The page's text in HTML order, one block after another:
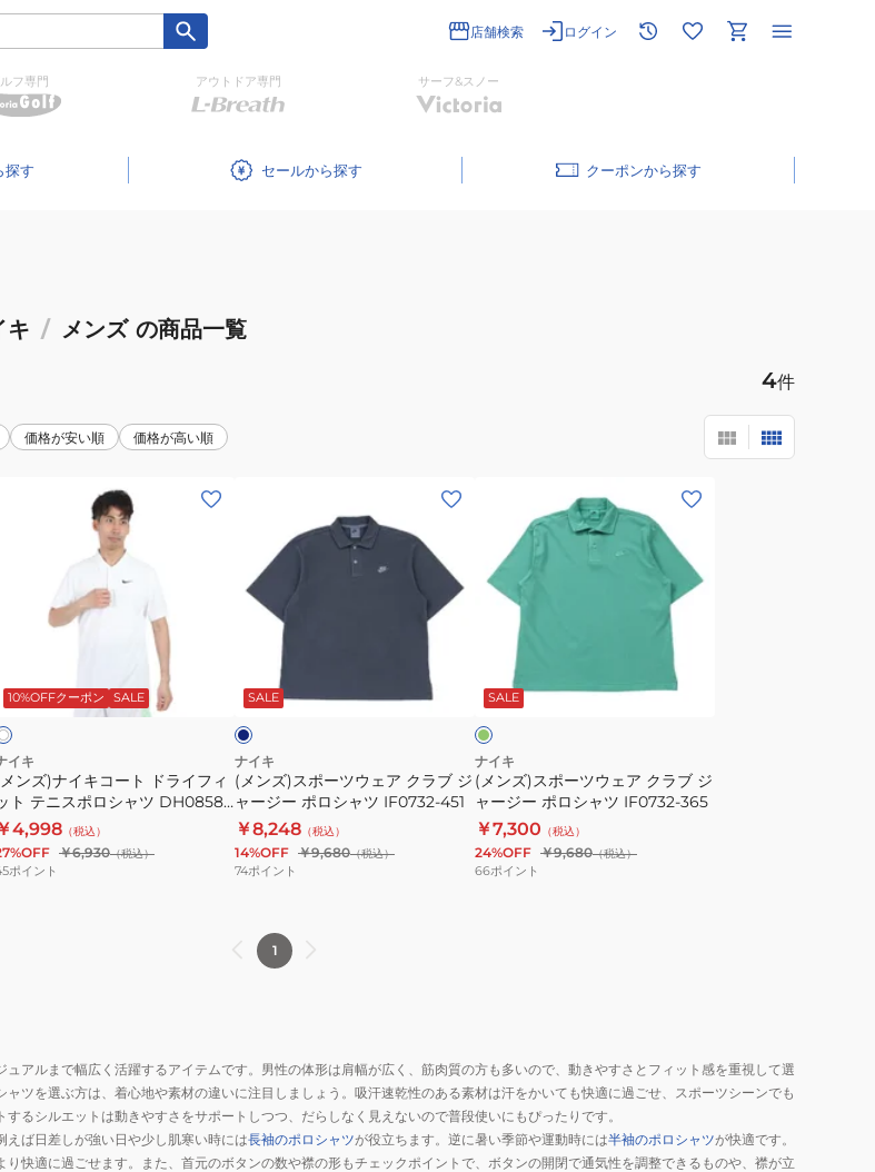
店舗検索 ログイン
フ専門 アウトドア専門 サーフ&スノー
セール クーポン
キ / メンズ の商品一覧
4件
価格が安い順 価格が高い順
ト
ィ
100
10%OFFクーポン SALE
イキ
ンズ)ナイキコート ドライフィ
ト テニスポロシャツ DH0858-
4,998 （税込）
￥6,930（税込）
ポイント
ポ
ェ
ア
ク
ラ
ブ
ジ
ャ
ツ
IF0732-
451
SALE
ネ
イ
ビ
ー
ナイキ
(メンズ)スポーツウェア クラブ ジ
ャージー ポロシャツ IF0732-451
￥8,248 （税込）
14%OFF ￥9,680（税込）
74ポイント
ェ
ア
ク
ラ
ブ
ジ
ャ
ツ
IF0732-
365
SALE
ー
ナイキ
(メンズ)スポーツウェア クラブ ジ
ャージー ポロシャツ IF0732-365
￥7,300 （税込）
24%OFF ￥9,680（税込）
66ポイント
1
ュアルまで幅広く活躍するアイテムです。男性の体形は肩幅が広く、筋肉質の方も多いので、動きやすさとフィット感を重視して選
ツを選ぶ方は、着心地や素材の違いに注目しましょう。吸汗速乾性のある素材は汗をかいても快適に過ごせ、スポーツシーンでも
るシルエットは動きやすさをサポートしつつ、だらしなく見えないので普段使いにもぴったりです。
ば日差しが強い日や少し肌寒い時には長袖のポロシャツが役立ちます。逆に暑い季節や運動時には半袖のポロシャツが快適です。
快適に過ごせます。また、首元のボタンの数や襟の形もチェックポイントで、ボタンの開閉で通気性を調整できるものや、襟が立